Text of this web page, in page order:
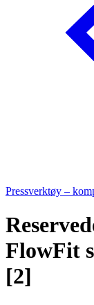
Pressverktøy –
FlowFit
[2]